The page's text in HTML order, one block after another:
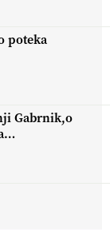
poteka
Gabrnik,o